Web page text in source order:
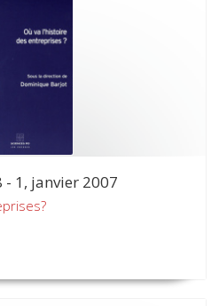
- 1, janvier 2007